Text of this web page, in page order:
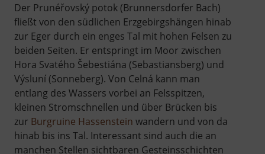
Der Prunéřovský potok (Brunnersdorfer Bach)
fließt von den südlichen Erzgebirgshängen hinab
zur Eger durch ein enges Tal mit hohen Felsen zu
beiden Seiten. Er entspringt im Moor zwischen
Hora Svatého Šebestiána (Sebastiansberg) und
Výsluní (Sonneberg). Von Celná kann man
entlang des Wassers vorbei an Felsspitzen,
kleinen Stromschnellen und über Brücken bis
zur Burgruine Hassenstein wandern und von da
hinab bis ins Tal. Interessant sind auch die an
manchen Stellen sichtbaren Gesteinsschichten